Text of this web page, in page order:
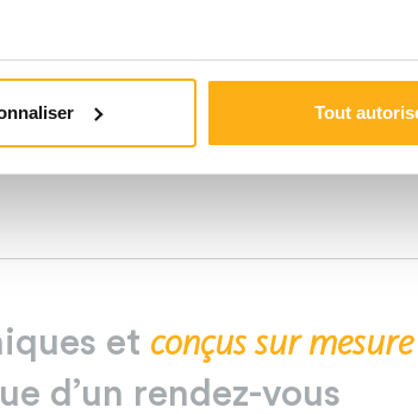
Tout
et conçussur mesure
d’un rendez-vous